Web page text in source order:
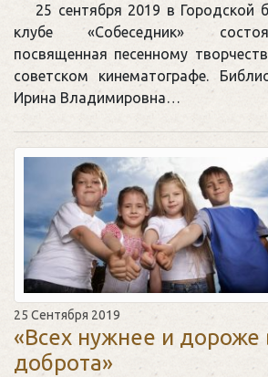
25 сентября 2019 в
клубе «Собеседник»
посвященная песенному
советском кинематографе.
Ирина Владимировна…
25 Сентября 2019
«Всех нужнее и дороже
доброта»